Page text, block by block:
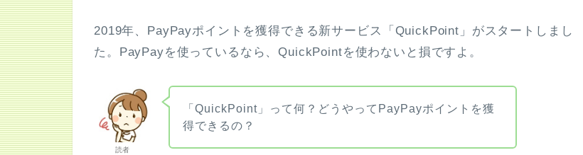
2019年、PayPayポイントを獲得できる新サービス「QuickPoint」がスタートしまし
た。PayPayを使っているなら、QuickPointを使わないと損ですよ。
読者
「QuickPoint」って何？どうやってPayPayポイントを獲
得できるの？